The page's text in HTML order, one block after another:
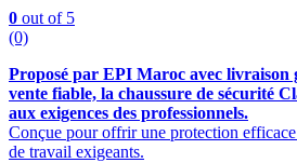
0 out of 5
(0)
Proposé par EPI Maroc avec livraison
vente fiable, la chaussure de sécurité
aux exigences des professionnels.
Conçue pour offrir une protection
de travail exigeants.